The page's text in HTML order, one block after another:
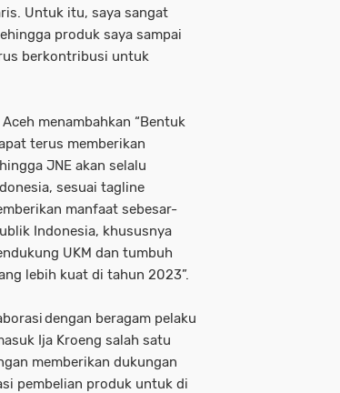
Untuk itu, saya sangat
produk saya sampai
berkontribusi untuk
menambahkan “Bentuk
terus memberikan
JNE akan selalu
sesuai tagline
manfaat sebesar-
Indonesia, khususnya
UKM dan tumbuh
lebih kuat di tahun 2023”.
dengan beragam pelaku
Ija Kroeng salah satu
memberikan dukungan
pembelian produk untuk di